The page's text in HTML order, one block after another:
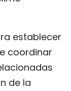
establecer
coordinar
de la